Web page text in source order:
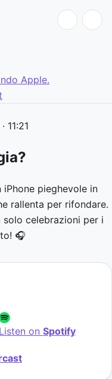
Apple.
· 11:21
pieghevole in
rallenta per rifondare.
celebrazioni per i
🎧
on Spotify